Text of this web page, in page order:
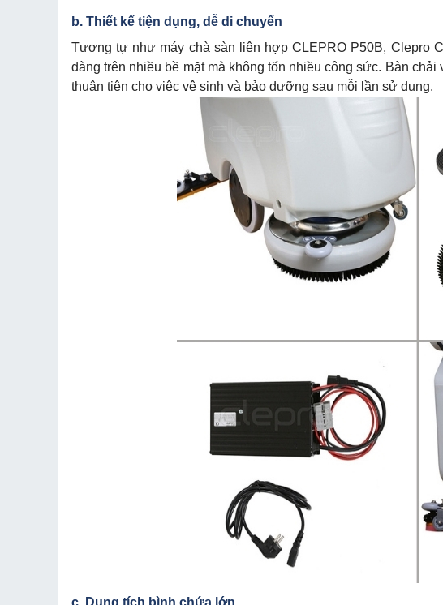
b. Thiết kế tiện dụng, dễ di chuyển
Tương tự như máy chà sàn liên hợp CLEPRO P50B, Clepro
dàng trên nhiều bề mặt mà không tốn nhiều công sức. Bàn
thuận tiện cho việc vệ sinh và bảo dưỡng sau mỗi lần sử dụng.
c. Dung tích bình chứa lớn